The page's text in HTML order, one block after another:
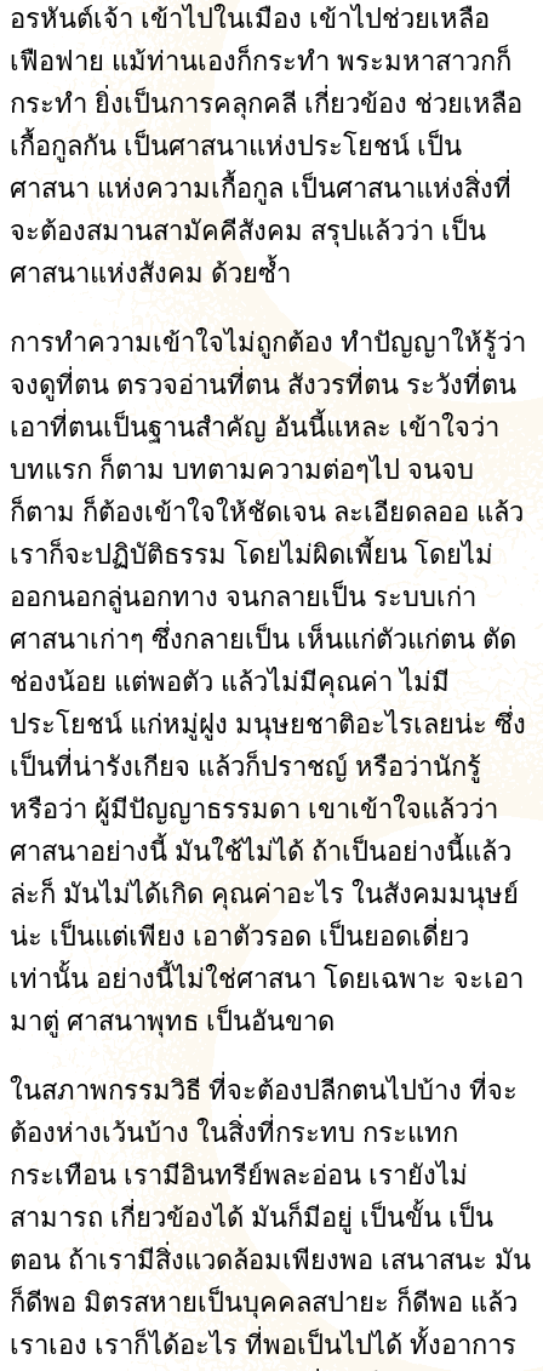
อรหันต์เจ้า เข้าไปในเมือง เข้าไปช่วยเหลือ
เฟือฟาย แม้ท่านเองก็กระทำ พระมหาสาวกก็
กระทำ ยิ่งเป็นการคลุกคลี เกี่ยวข้อง ช่วยเหลือ
เกื้อกูลกัน เป็นศาสนาแห่งประโยชน์ เป็น
ศาสนา แห่งความเกื้อกูล เป็นศาสนาแห่งสิ่งที่
จะต้องสมานสามัคคีสังคม สรุปแล้วว่า เป็น
ศาสนาแห่งสังคม ด้วยซ้ำ
การทำความเข้าใจไม่ถูกต้อง ทำปัญญาให้รู้ว่า
จงดูที่ตน ตรวจอ่านที่ตน สังวรที่ตน ระวังที่ตน
เอาที่ตนเป็นฐานสำคัญ อันนี้แหละ เข้าใจว่า
บทแรก ก็ตาม บทตามความต่อๆไป จนจบ
ก็ตาม ก็ต้องเข้าใจให้ชัดเจน ละเอียดลออ แล้ว
เราก็จะปฏิบัติธรรม โดยไม่ผิดเพี้ยน โดยไม่
ออกนอกลู่นอกทาง จนกลายเป็น ระบบเก่า
ศาสนาเก่าๆ ซึ่งกลายเป็น เห็นแก่ตัวแก่ตน ตัด
ช่องน้อย แต่พอตัว แล้วไม่มีคุณค่า ไม่มี
ประโยชน์ แก่หมู่ฝูง มนุษยชาติอะไรเลยน่ะ ซึ่ง
เป็นที่น่ารังเกียจ แล้วก็ปราชญ์ หรือว่านักรู้
หรือว่า ผู้มีปัญญาธรรมดา เขาเข้าใจแล้วว่า
ศาสนาอย่างนี้ มันใช้ไม่ได้ ถ้าเป็นอย่างนี้แล้ว
ล่ะก็ มันไม่ได้เกิด คุณค่าอะไร ในสังคมมนุษย์
น่ะ เป็นแต่เพียง เอาตัวรอด เป็นยอดเดี่ยว
เท่านั้น อย่างนี้ไม่ใช่ศาสนา โดยเฉพาะ จะเอา
มาตู่ ศาสนาพุทธ เป็นอันขาด
ในสภาพกรรมวิธี ที่จะต้องปลีกตนไปบ้าง ที่จะ
ต้องห่างเว้นบ้าง ในสิ่งที่กระทบ กระแทก
กระเทือน เรามีอินทรีย์พละอ่อน เรายังไม่
สามารถ เกี่ยวข้องได้ มันก็มีอยู่ เป็นขั้น เป็น
ตอน ถ้าเรามีสิ่งแวดล้อมเพียงพอ เสนาสนะ มัน
ก็ดีพอ มิตรสหายเป็นบุคคลสปายะ ก็ดีพอ แล้ว
เราเอง เราก็ได้อะไร ที่พอเป็นไปได้ ทั้งอาการ